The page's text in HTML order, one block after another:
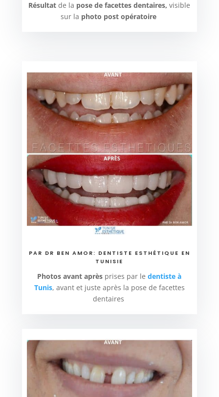
Résultatde la pose de facettes dentaires,visible
sur la photo post opératoire
PAR DR BEN AMOR: DENTISTE ESTHÉTIQUE EN
TUNISIE
Photos avant après prises par ledentiste à
Tunis, avant et juste après la pose de facettes
dentaires